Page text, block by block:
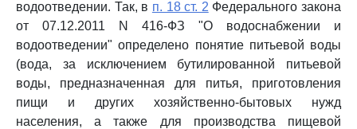
водоотведении. Так, в п. 18 ст. 2 Федерального закона
от 07.12.2011 N 416-ФЗ "О водоснабжении и
водоотведении" определено понятие питьевой воды
(вода, за исключением бутилированной питьевой
воды, предназначенная для питья, приготовления
пищи и других хозяйственно-бытовых нужд
населения, а также для производства пищевой